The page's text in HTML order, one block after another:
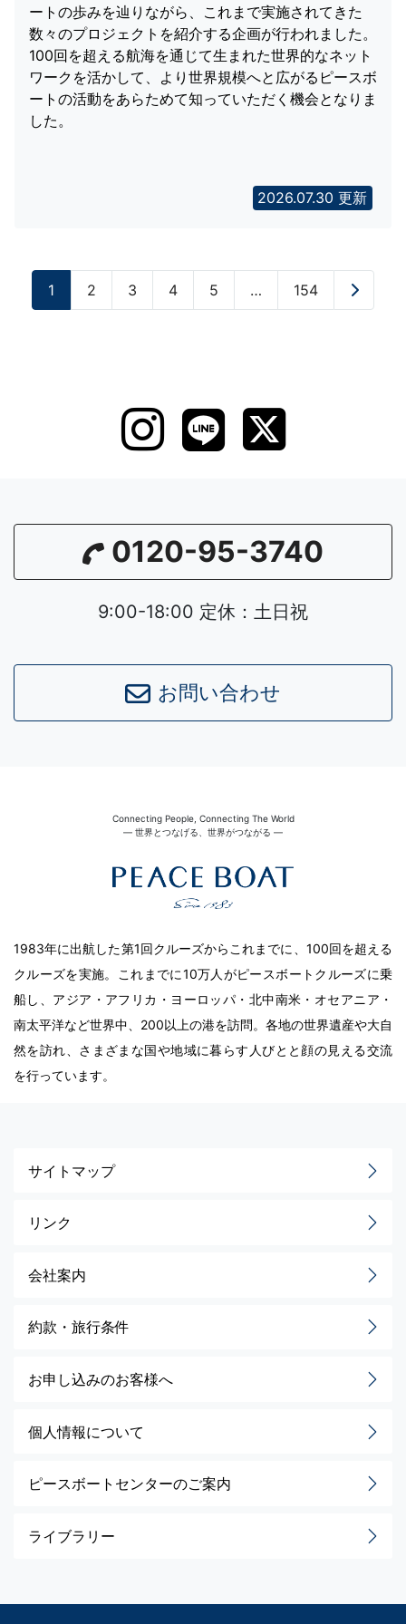
ートの歩みを辿りながら、これまで実施されてきた
数々のプロジェクトを紹介する企画が行われました。
100回を超える航海を通じて生まれた世界的なネット
ワークを活かして、より世界規模へと広がるピースボ
ートの活動をあらためて知っていただく機会となりま
した。
2026.07.30 更新
1 2 3 4 5 … 154 »
0120-95-3740
9:00-18:00 定休：土日祝
お問い合わせ
Connecting People, Connecting The World
― 世界とつなげる、世界がつながる ―
1983年に出航した第1回クルーズからこれまでに、100回を超える
クルーズを実施。これまでに10万人がピースボートクルーズに乗
船し、アジア・アフリカ・ヨーロッパ・北中南米・オセアニア・
南太平洋など世界中、200以上の港を訪問。各地の世界遺産や大自
然を訪れ、さまざまな国や地域に暮らす人びとと顔の見える交流
を行っています。
サイトマップ
リンク
会社案内
約款・旅行条件
お申し込みのお客様へ
個人情報について
ピースボートセンターのご案内
ライブラリー